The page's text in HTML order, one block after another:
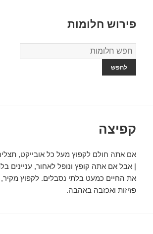
פירוש חלומות
מילון
החלומות
קפיצה
אם אתה חולם לקפוץ מעל כל אובייקט,
| אבל אם אתה קופץ ונופל לאחור, עניינים
את החיים כמעט בלתי נסבלים. לקפוץ מקיר,
פזיזות ואכזבה באהבה.